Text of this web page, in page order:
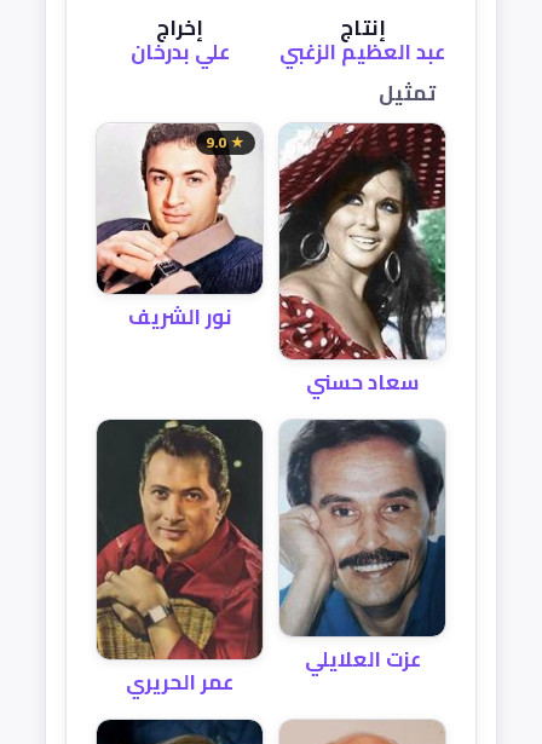
إنتاج
عبد العظيم الزغبي
إخراج
علي بدرخان
تمثيل
سعاد حسني
★ 9.0
نور الشريف
عزت العلايلي
عمر الحريري